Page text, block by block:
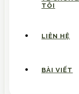
TÔI
LIÊN HỆ
BÀI VIẾT